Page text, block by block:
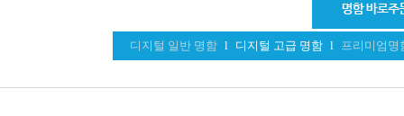
디지털 일반 명함 l 디지털 고급 명함 l 프리미엄명